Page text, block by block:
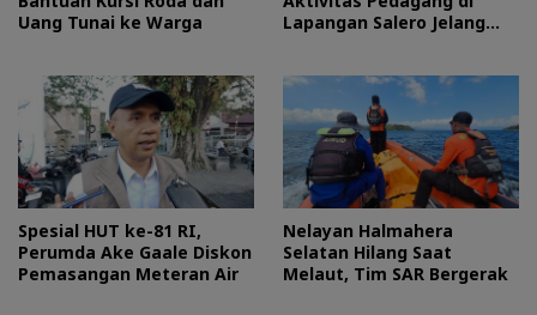
Uang Tunai ke Warga
Lapangan Salero Jelang
Spesial HUT ke-81 RI,
Perumda Ake Gaale Diskon
Pemasangan Meteran Air
Nelayan Halmahera
Selatan Hilang Saat
Melaut, Tim SAR Bergerak